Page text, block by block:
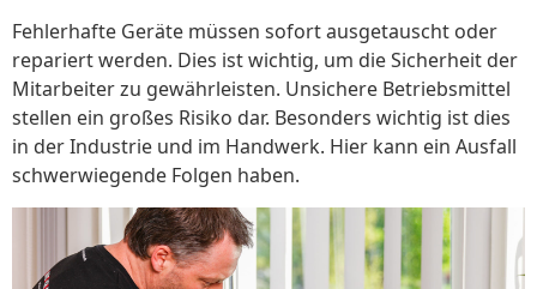
Fehlerhafte Geräte müssen sofort ausgetauscht oder
repariert werden. Dies ist wichtig, um die Sicherheit der
Mitarbeiter zu gewährleisten. Unsichere Betriebsmittel
stellen ein großes Risiko dar. Besonders wichtig ist dies
in der Industrie und im Handwerk. Hier kann ein Ausfall
schwerwiegende Folgen haben.